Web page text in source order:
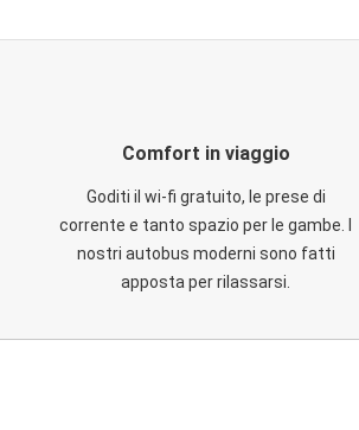
Comfort in viaggio
Goditi il wi-fi gratuito, le prese di
corrente e tanto spazio per le gambe. I
nostri autobus moderni sono fatti
apposta per rilassarsi.